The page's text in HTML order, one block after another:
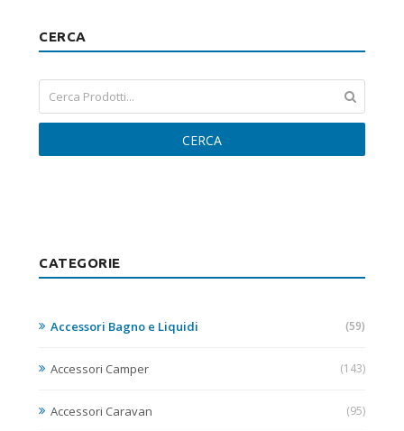
CERCA
CERCA
CATEGORIE
Accessori Bagno e Liquidi (59)
Accessori Camper (143)
Accessori Caravan (95)